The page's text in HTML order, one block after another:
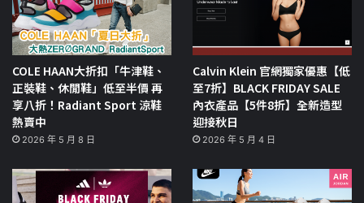
COLE HAAN大折扣「牛津鞋、
正裝鞋、休閒鞋」低至半價 再
享八折！Radiant Sport 涼鞋
熱賣中
2026 年 5 月 8 日
Calvin Klein 官網獨家優惠【低
至7折】BLACK FRIDAY SALE
內衣產品【5件8折】全新造型
迎接秋日
2026 年 5 月 4 日